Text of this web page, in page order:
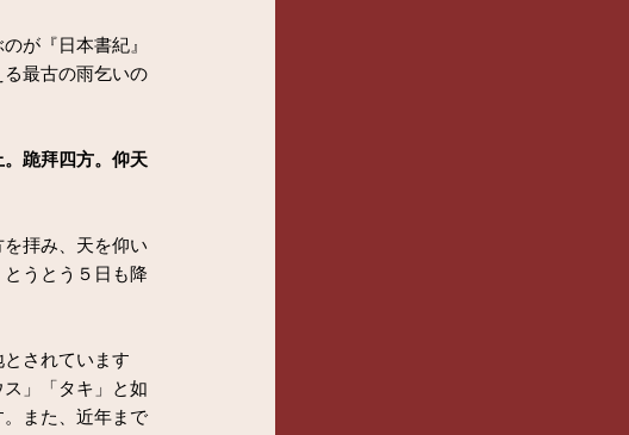
が『日本書紀』
最古の雨乞いの
跪拜四方。仰天
拝み、天を仰い
うとう５日も降
されています
」「タキ」と如
また、近年まで